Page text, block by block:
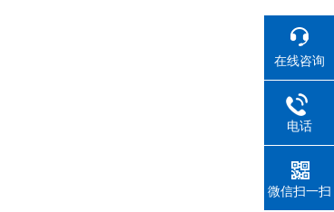
在线咨询
电话
微信扫一扫